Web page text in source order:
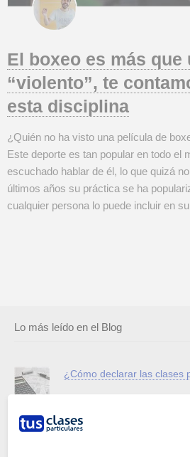
El boxeo es más que
“violento”, te
esta disciplina
¿Quién no ha visto una película de
Este deporte es tan popular en todo el
escuchado hablar de él, lo que quizá
últimos años su práctica se ha
cualquier persona lo puede incluir en
ayudarte a fortalecer todo tu cuerpo,
Lo más leído en el Blog
¿Cómo declarar las clases